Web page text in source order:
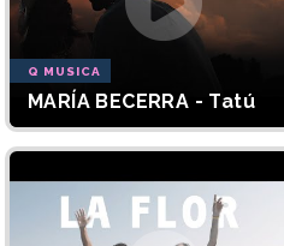
Q MUSICA
MARÍA BECERRA - Tatú